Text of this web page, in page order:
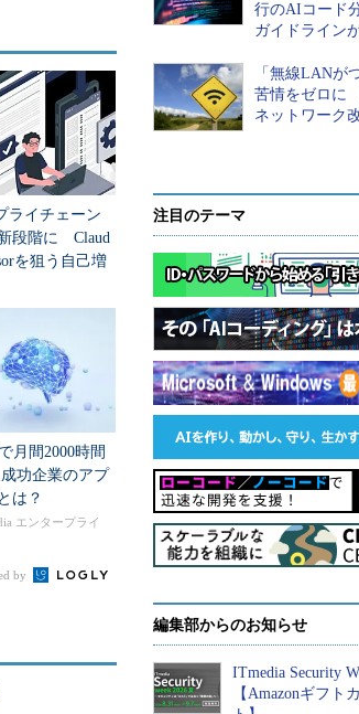
ルで実行し
きに役立ち
」とします。
コマンド
。
ライチェーン
段階に Claud
を狙う自己増
月間2000時間
功企業のアプ
は？
エンタープライ
by
行のAIコード
ガイドライン
「無線LANが
苦情をゼロに
ネットワーク
注目のテーマ
編集部からのお知らせ
ITmedia Security
【Amazonギフト